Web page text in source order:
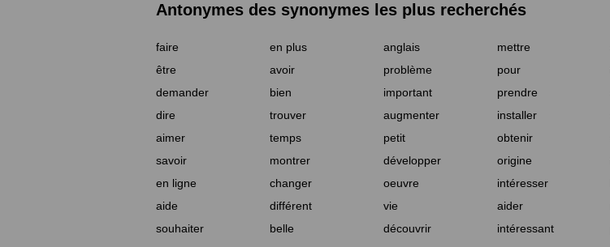
Antonymes des synonymes les plus recherchés
faire en plus anglais mettre
être
avoir problème pour
demander
bien important prendre
dire
trouver augmenter installer
aimer
temps petit obtenir
savoir
montrer développer origine
en ligne
changer oeuvre intéresser
aide
différent vie aider
souhaiter
belle découvrir intéressant